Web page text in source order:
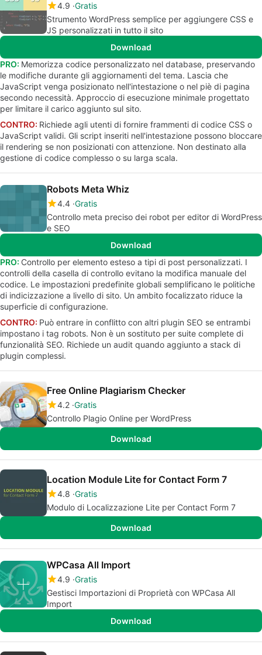
4.9 Gratis
Strumento WordPress semplice per aggiungere CSS e
JS personalizzati in tutto il sito
Download
PRO: Memorizza codice personalizzato nel database, preservando
le modifiche durante gli aggiornamenti del tema. Lascia che
JavaScript venga posizionato nell'intestazione o nel piè di pagina
secondo necessità. Approccio di esecuzione minimale progettato
per limitare il carico aggiunto sul sito.
CONTRO: Richiede agli utenti di fornire frammenti di codice CSS o
JavaScript validi. Gli script inseriti nell'intestazione possono bloccare
il rendering se non posizionati con attenzione. Non destinato alla
gestione di codice complesso o su larga scala.
Robots Meta Whiz
4.4 Gratis
Controllo meta preciso dei robot per editor di WordPress
e SEO
Download
PRO: Controllo per elemento esteso a tipi di post personalizzati. I
controlli della casella di controllo evitano la modifica manuale del
codice. Le impostazioni predefinite globali semplificano le politiche
di indicizzazione a livello di sito. Un ambito focalizzato riduce la
superficie di configurazione.
CONTRO: Può entrare in conflitto con altri plugin SEO se entrambi
impostano i tag robots. Non è un sostituto per suite complete di
funzionalità SEO. Richiede un audit quando aggiunto a stack di
plugin complessi.
Free Online Plagiarism Checker
4.2 Gratis
Controllo Plagio Online per WordPress
Download
Location Module Lite for Contact Form 7
4.8 Gratis
Modulo di Localizzazione Lite per Contact Form 7
Download
WPCasa All Import
4.9 Gratis
Gestisci Importazioni di Proprietà con WPCasa All
Import
Download